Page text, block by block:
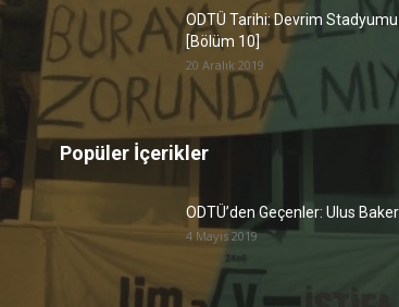
ODTÜ Tarihi: Devrim Stadyumu
[Bölüm 10]
20 Aralık 2019
Popüler İçerikler
ODTÜ’den Geçenler: Ulus Baker
4 Mayıs 2019